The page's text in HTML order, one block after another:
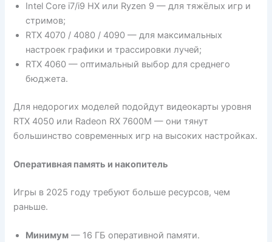
Intel Core i7/i9 HX или Ryzen 9 — для тяжёлых игр и
стримов;
RTX 4070 / 4080 / 4090 — для максимальных
настроек графики и трассировки лучей;
RTX 4060 — оптимальный выбор для среднего
бюджета.
Для недорогих моделей подойдут видеокарты уровня
RTX 4050 или Radeon RX 7600M — они тянут
большинство современных игр на высоких настройках.
Оперативная память и накопитель
Игры в 2025 году требуют больше ресурсов, чем
раньше.
Минимум — 16 ГБ оперативной памяти.